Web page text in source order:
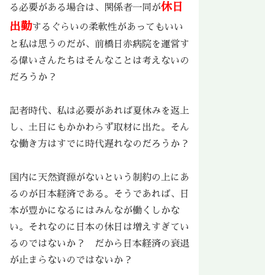
る必要がある場合は、関係者一同が休日
出勤するぐらいの柔軟性があってもいい
と私は思うのだが、前橋日赤病院を運営す
る偉いさんたちはそんなことは考えないの
だろうか？
記者時代、私は必要があれば夏休みを返上
し、土日にもかかわらず取材に出た。そん
な働き方はすでに時代遅れなのだろうか？
国内に天然資源がないという制約の上にあ
るのが日本経済である。そうであれば、日
本が豊かになるにはみんなが働くしかな
い。それなのに日本の休日は増えすぎてい
るのではないか？ だから日本経済の衰退
が止まらないのではないか？